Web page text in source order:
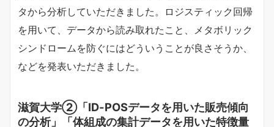
タから分析していただきました。ロジスティック回帰
を用いて、データから読み取れたこと、メタボリック
シンドロームを防ぐにはどういうことが良さそうか、
などを発表いただきました。
滋賀大学②「ID-POSデータを用いた販売傾向
の分析」「体組成の集計データを用いた特徴量